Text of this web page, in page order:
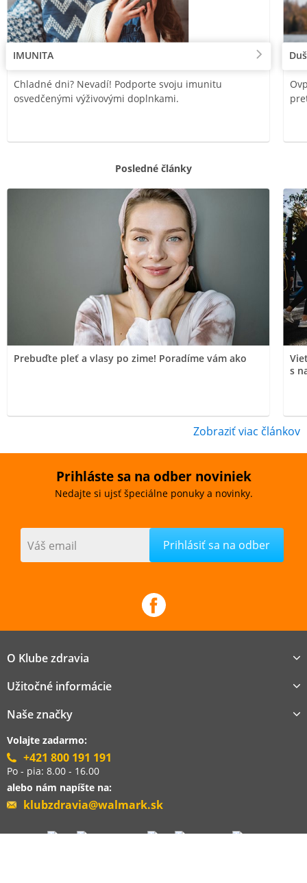
IMUNITA
Chladné dni? Nevadí! Podporte svoju imunitu
osvedčenými výživovými doplnkami.
Posledné články
Prebuďte pleť a vlasy po zime! Poradíme vám ako
s
Zobraziť viac článkov
Prihláste sa na odber noviniek
Nedajte si ujsť špeciálne ponuky a novinky.
Váš email
O Klube zdravia
Užitočné informácie
Naše značky
Volajte zadarmo:
+421 800 191 191
Po - pia: 8.00 - 16.00
alebo nám napíšte na:
klubzdravia@walmark.sk